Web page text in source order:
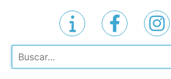
Pesquisar